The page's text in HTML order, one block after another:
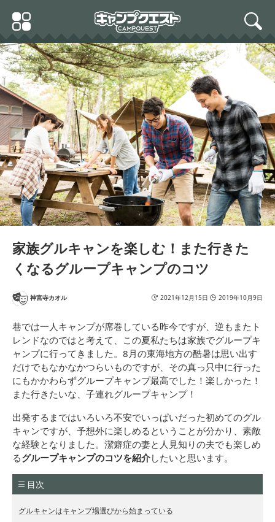
Primary
Menu
search
家族グルキャンを楽しむ！また行きた
くなるグループキャンプのコツ
神宮寺カオル 2021年12月15日 2019年10月9日
巷では一人キャンプが席巻している昨今ですが、逆もまたト
レンドなのではと考えて、この夏私たちは家族でグループキ
ャンプに行ってきました。8月の東海地方の酷暑は思い出す
だけでもなかなかつらいものですが、その真っ只中に行った
にもかかわらずグループキャンプ最高でした！楽しかった！
また行きたいな、子連れグループキャンプ！
出発するまではいろいろ不安でいっぱいだった初めてのグル
キャンですが、予想外に楽しめるということが分かり、素敵
な経験となりました。潔癖症の妻と人見知りの夫でも楽しめ
るグループキャンプのコツを紹介したいと思います。
目次
グルキャンはキャンプ場選びから始まっている